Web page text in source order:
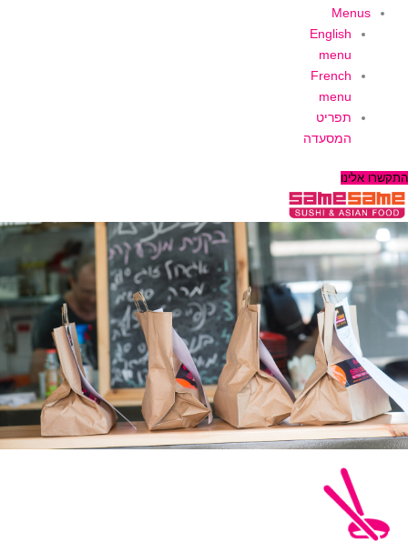
Menus
English
menu
French
menu
תפריט
המסעדה
התקשרו אלינו